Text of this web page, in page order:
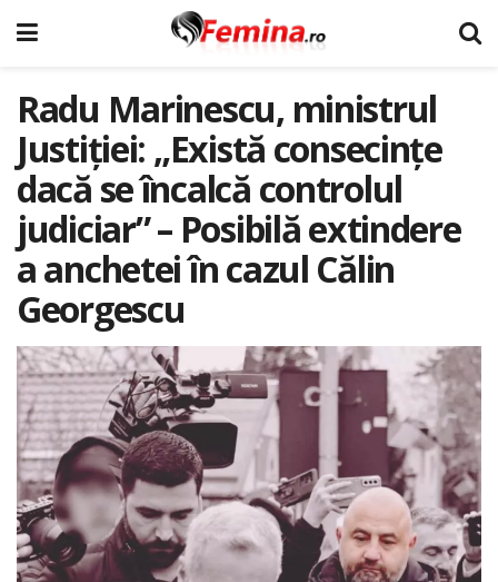
Radu Marinescu, ministrul
Justiției: „Există consecințe
dacă se încalcă controlul
judiciar” – Posibilă extindere
a anchetei în cazul Călin
Georgescu